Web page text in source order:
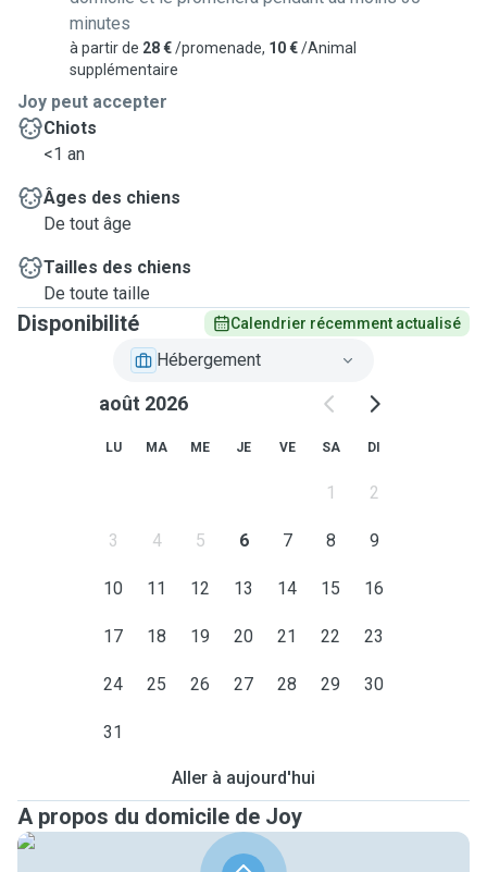
minutes
à partir de 28 €/promenade, 10 €/Animal
supplémentaire
Joy peut accepter
Chiots
<1 an
Âges des chiens
De tout âge
Tailles des chiens
De toute taille
Disponibilité Calendrier récemment actualisé
Hébergement
août 2026
LU MA ME JE VE SA DI
1 2
3 4 5 6 7 8 9
10 11 12 13 14 15 16
17 18 19 20 21 22 23
24 25 26 27 28 29 30
31
Aller à aujourd'hui
A propos du domicile de Joy